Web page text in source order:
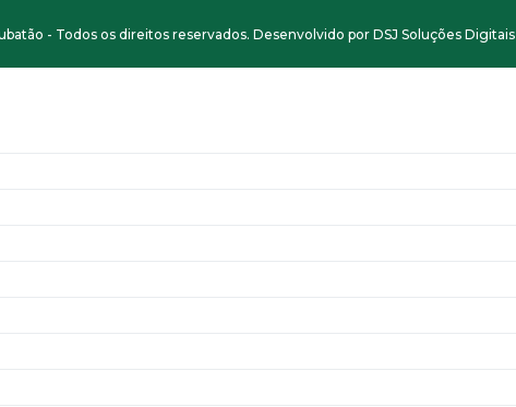
- Todos os direitos reservados. Desenvolvido por DSJ Soluções Digitais